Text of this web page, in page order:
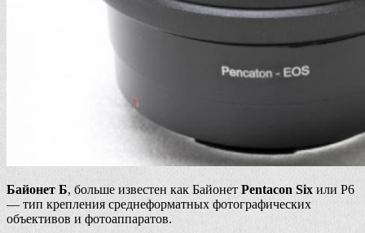
Байонет Б, больше известен как Байонет Pentacon Six или P6
— тип крепления среднеформатных фотографических
объективов и фотоаппаратов.